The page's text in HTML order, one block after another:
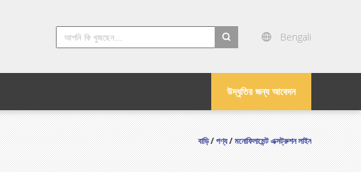
Bengali
উদ্ধৃতির জন্য আবেদন
বাড়ি/পণ্য/মনোফিলামেন্ট এক্সট্রুশন লাইন